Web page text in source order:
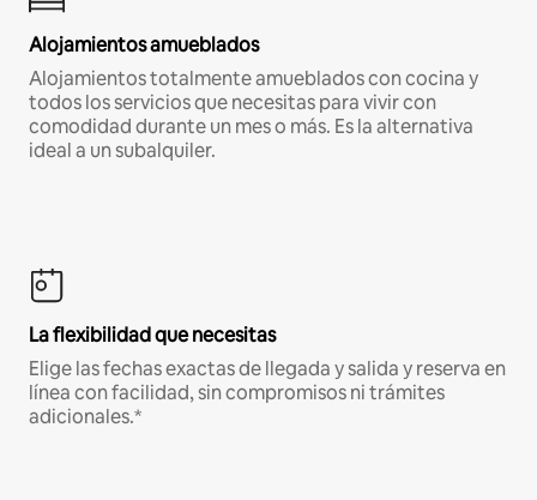
Alojamientos amueblados
Alojamientos totalmente amueblados con cocina y
todos los servicios que necesitas para vivir con
comodidad durante un mes o más. Es la alternativa
ideal a un subalquiler.
La flexibilidad que necesitas
Elige las fechas exactas de llegada y salida y reserva en
línea con facilidad, sin compromisos ni trámites
adicionales.*